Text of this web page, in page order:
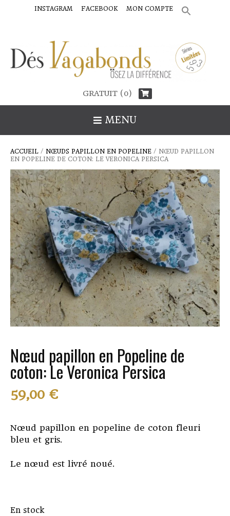
INSTAGRAM FACEBOOK MON COMPTE SEARCH
FOR:
GRATUIT (0)
MENU
ACCUEIL / NŒUDS PAPILLON EN POPELINE / NŒUD PAPILLON
EN POPELINE DE COTON: LE VERONICA PERSICA
Nœud papillon en Popeline de
coton: Le Veronica Persica
59,00 €
Nœud papillon en popeline de coton fleuri
bleu et gris.
Le nœud est livré noué.
En stock